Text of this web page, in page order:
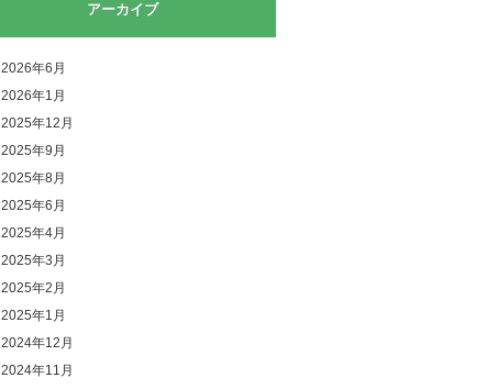
アーカイブ
2026年6月
2026年1月
2025年12月
2025年9月
2025年8月
2025年6月
2025年4月
2025年3月
2025年2月
2025年1月
2024年12月
2024年11月